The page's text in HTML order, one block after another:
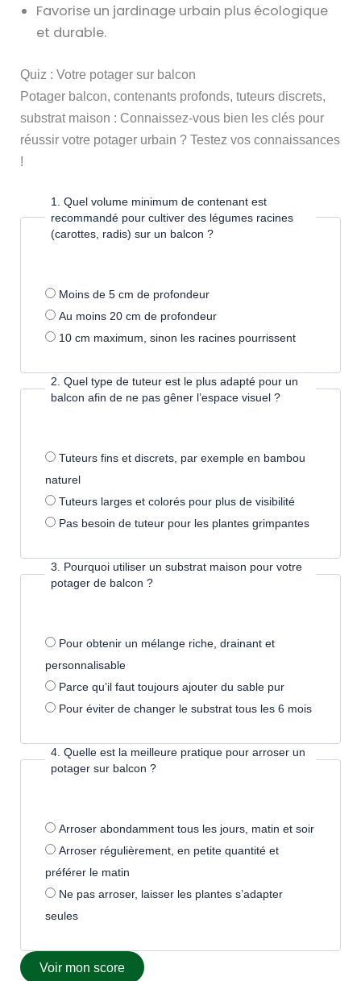
Favorise un jardinage urbain plus écologique
et durable.
Quiz : Votre potager sur balcon
Potager balcon, contenants profonds, tuteurs discrets,
substrat maison : Connaissez-vous bien les clés pour
réussir votre potager urbain ? Testez vos connaissances
!
1. Quel volume minimum de contenant est
recommandé pour cultiver des légumes racines
(carottes, radis) sur un balcon ?
Moins de 5 cm de profondeur
Au moins 20 cm de profondeur
10 cm maximum, sinon les racines pourrissent
2. Quel type de tuteur est le plus adapté pour un
balcon afin de ne pas gêner l’espace visuel ?
Tuteurs fins et discrets, par exemple en bambou
naturel
Tuteurs larges et colorés pour plus de visibilité
Pas besoin de tuteur pour les plantes grimpantes
3. Pourquoi utiliser un substrat maison pour votre
potager de balcon ?
Pour obtenir un mélange riche, drainant et
personnalisable
Parce qu’il faut toujours ajouter du sable pur
Pour éviter de changer le substrat tous les 6 mois
4. Quelle est la meilleure pratique pour arroser un
potager sur balcon ?
Arroser abondamment tous les jours, matin et soir
Arroser régulièrement, en petite quantité et
préférer le matin
Ne pas arroser, laisser les plantes s’adapter
seules
Voir mon score